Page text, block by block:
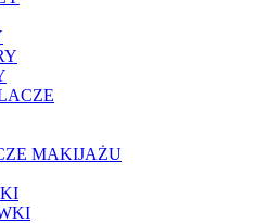
MAKIJAŻU